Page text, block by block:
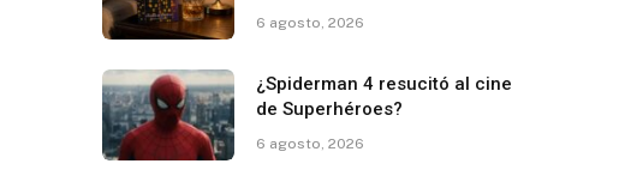
6 agosto, 2026
¿Spiderman 4 resucitó al cine
de Superhéroes?
6 agosto, 2026